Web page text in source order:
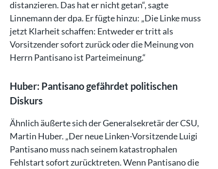
distanzieren. Das hat er nicht getan“, sagte
Linnemann der dpa. Er fügte hinzu: „Die Linke muss
jetzt Klarheit schaffen: Entweder er tritt als
Vorsitzender sofort zurück oder die Meinung von
Herrn Pantisano ist Parteimeinung.“
Huber: Pantisano gefährdet politischen
Diskurs
Ähnlich äußerte sich der Generalsekretär der CSU,
Martin Huber. „Der neue Linken-Vorsitzende Luigi
Pantisano muss nach seinem katastrophalen
Fehlstart sofort zurücktreten. Wenn Pantisano die